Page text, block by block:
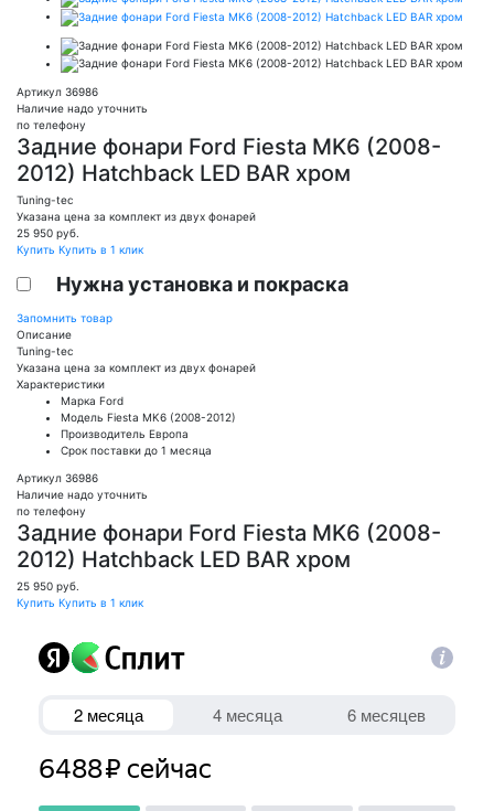
Артикул 36986
Наличие надо уточнить
по телефону
Задние фонари Ford Fiesta MK6 (2008-
2012) Hatchback LED BAR хром
Tuning-tec
Указана цена за комплект из двух фонарей
25 950 руб.
Купить Купить в 1 клик
Нужна установка и покраска
Запомнить товар
Описание
Tuning-tec
Указана цена за комплект из двух фонарей
Характеристики
Марка Ford
Модель Fiesta MK6 (2008-2012)
Производитель Европа
Срок поставки до 1 месяца
Артикул 36986
Наличие надо уточнить
по телефону
Задние фонари Ford Fiesta MK6 (2008-
2012) Hatchback LED BAR хром
25 950 руб.
Купить Купить в 1 клик